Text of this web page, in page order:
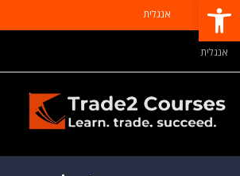
אנגלית
אנגלית